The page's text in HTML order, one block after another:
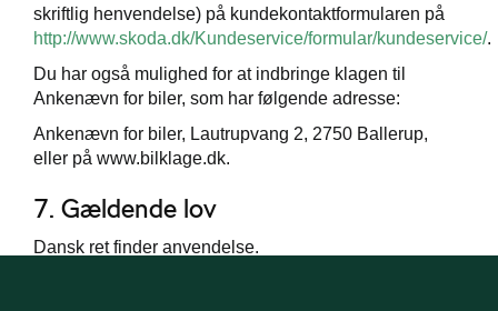
skriftlig henvendelse) på kundekontaktformularen på
http://www.skoda.dk/Kundeservice/formular/kundeservice/.
Du har også mulighed for at indbringe klagen til
Ankenævn for biler, som har følgende adresse:
Ankenævn for biler, Lautrupvang 2, 2750 Ballerup,
eller på www.bilklage.dk.
7. Gældende lov
Dansk ret finder anvendelse.